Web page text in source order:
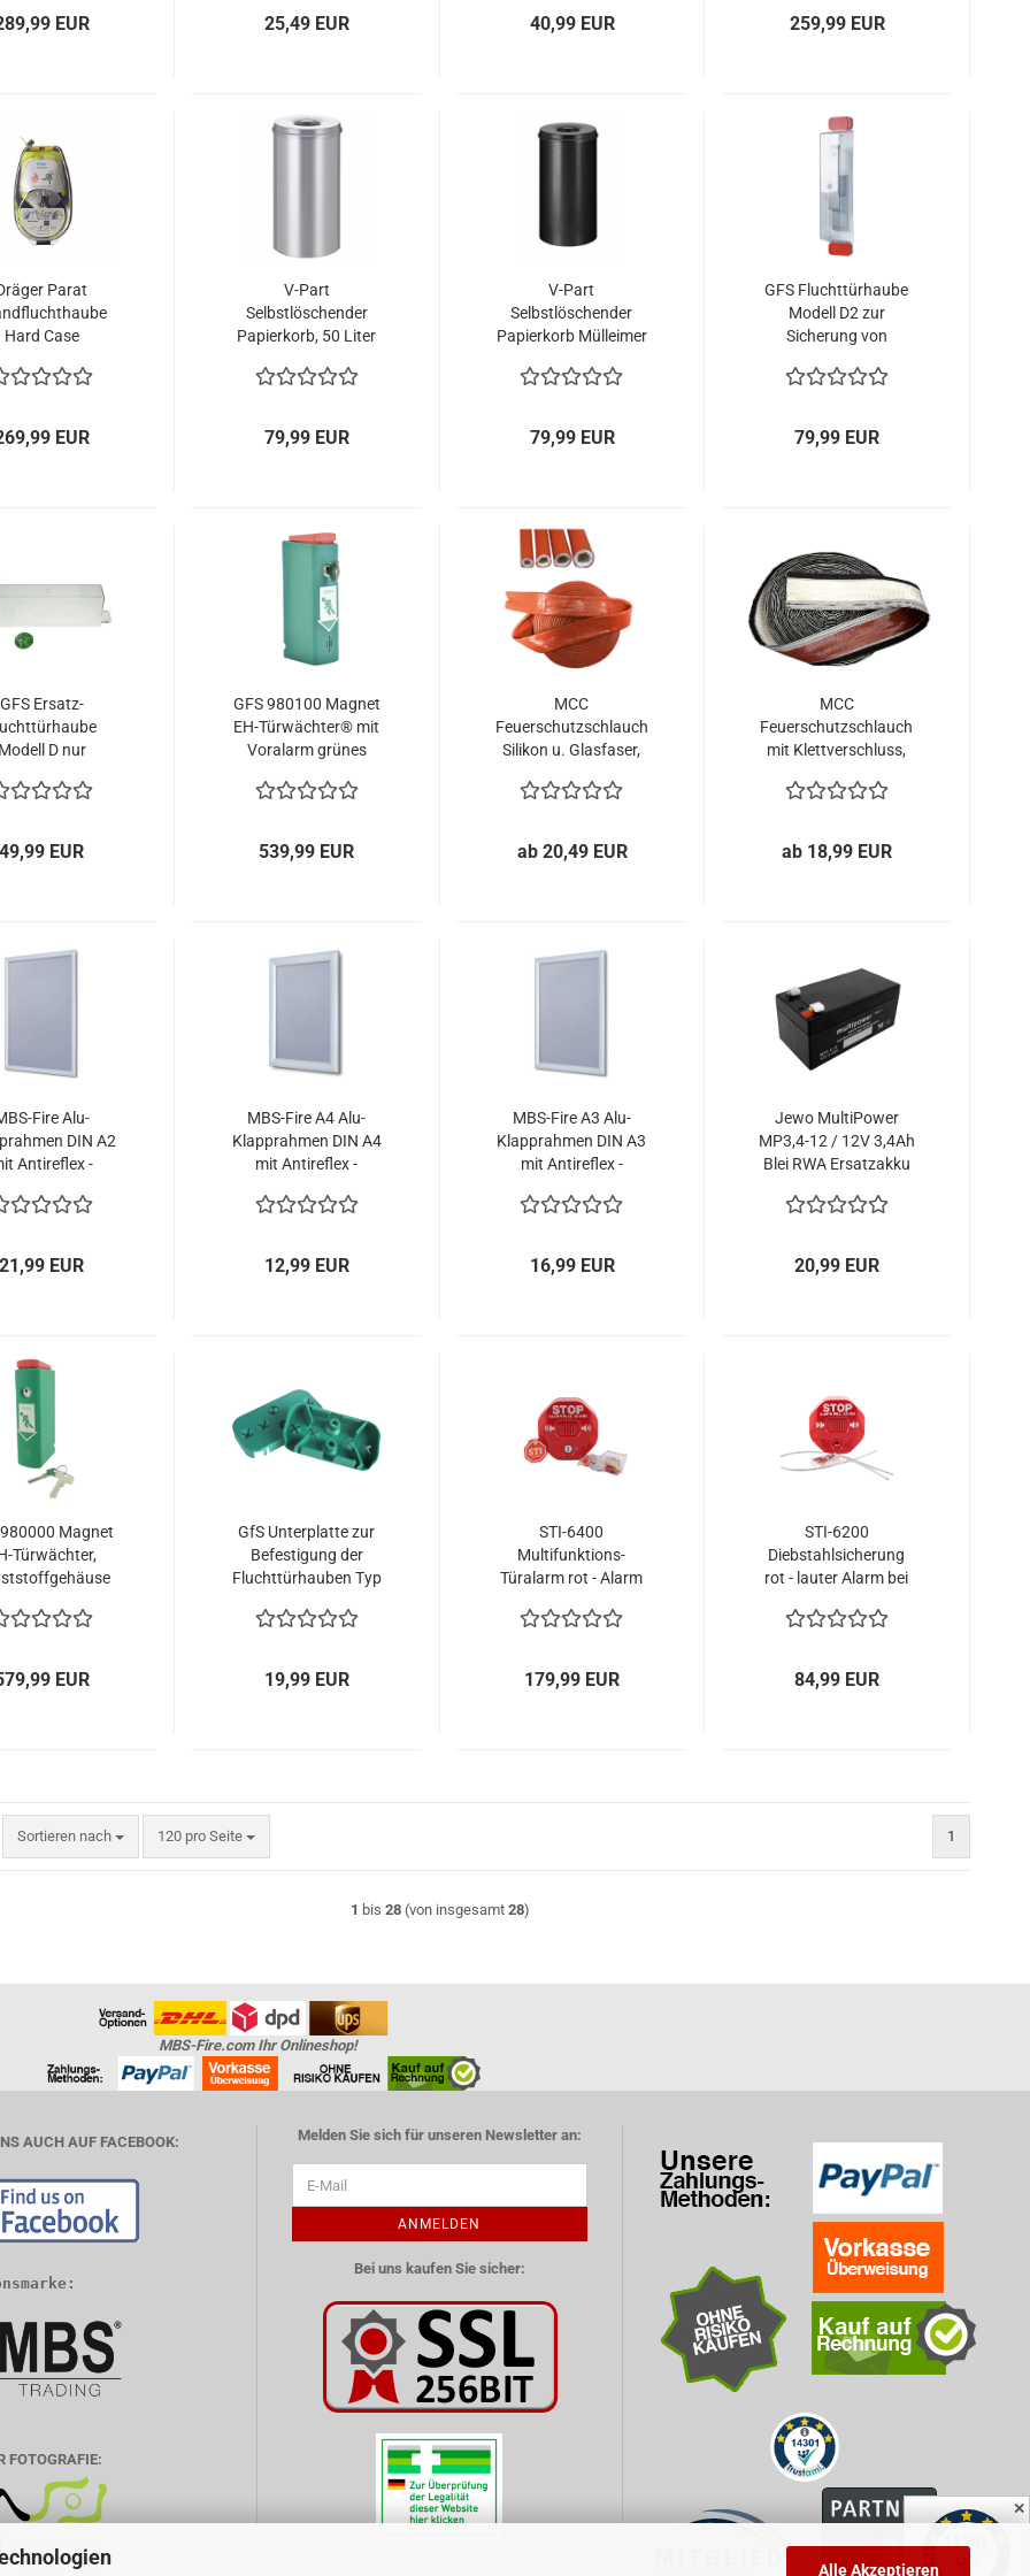
Alle Akzeptieren
EUR 25,49 EUR 40,99 EUR 259,99 EUR
Parat
Hard Case
5530
EUR
V-Part
Selbstlöschender
Papierkorb, 50 Liter
79,99 EUR
V-Part
Selbstlöschender
Papierkorb Mülleimer
79,99 EUR
GFS Fluchttürhaube
Modell D2 zur
Sicherung von
79,99 EUR
GFS Ersatz-
Modell D nur
901481
49,99 EUR
GFS 980100 Magnet
EH-Türwächter® mit
Voralarm grünes
539,99 EUR
MCC
Feuerschutzschlauch
Silikon u. Glasfaser,
Schlauch Kabelschutz
DIN5510-2
ab 20,49 EUR
MCC
Feuerschutzschlauch
mit Klettverschluss,
Brandschutz
nach EN45545 &
DIN5510-2
ab 18,99 EUR
Fire Alu-
DIN A2
Antireflex -
21,99 EUR
MBS-Fire A4 Alu-
Klapprahmen DIN A4
mit Antireflex -
12,99 EUR
MBS-Fire A3 Alu-
Klapprahmen DIN A3
mit Antireflex -
16,99 EUR
Jewo MultiPower
MP3,4-12 / 12V 3,4Ah
Blei RWA Ersatzakku
20,99 EUR
Magnet
Türwächter,
EUR
GfS Unterplatte zur
Befestigung der
Fluchttürhauben Typ
19,99 EUR
STI-6400
Multifunktions-
Türalarm rot - Alarm
179,99 EUR
STI-6200
Diebstahlsicherung
rot - lauter Alarm bei
84,99 EUR
Sortieren nach
Sortieren nach 120 pro Seite
pro Seite 1
1 bis 28(von insgesamt 28)
✕
MBS-Fire.com Ihr Onlineshop!
AUCH AUF FACEBOOK:
FOTOGRAFIE:
Melden Sie sich für unseren Newsletter an:
ANMELDEN
Bei uns kaufen Sie sicher: